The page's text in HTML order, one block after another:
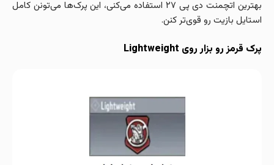
بهترین اتچمنت دی پی ۲۷ استفاده می‌کنی، این پرک‌ها می‌تونن کامل
استایل بازیت رو قوی‌تر کنن.
پرک قرمز رو بزار روی Lightweight